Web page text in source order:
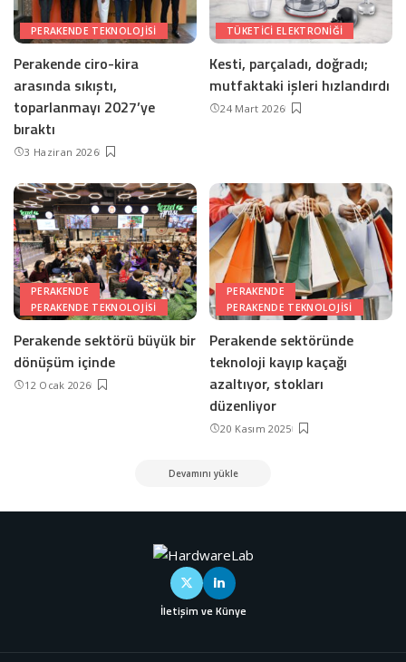
PERAKENDE TEKNOLOJISI
Perakende ciro-kira
arasında sıkıştı,
toparlanmayı 2027’ye
bıraktı
3 Haziran 2026
TÜKETICI ELEKTRONIĞI
Kesti, parçaladı, doğradı;
mutfaktaki işleri hızlandırdı
24 Mart 2026
PERAKENDE
PERAKENDE TEKNOLOJISI
Perakende sektörü büyük bir
dönüşüm içinde
12 Ocak 2026
PERAKENDE
PERAKENDE TEKNOLOJISI
Perakende sektöründe
teknoloji kayıp kaçağı
azaltıyor, stokları
düzenliyor
20 Kasım 2025
Devamını yükle
İletişim ve Künye